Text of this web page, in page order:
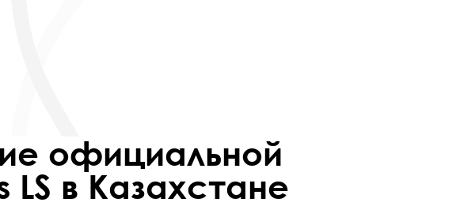
официальной
LS в Казахстане